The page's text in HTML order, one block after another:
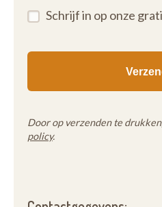
Schrijf in op onze
Door op verzenden te
policy.